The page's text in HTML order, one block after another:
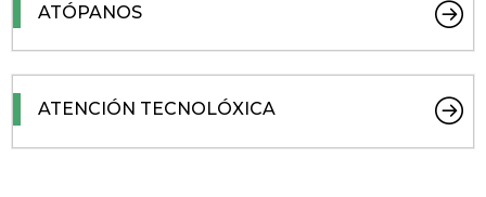
ATÓPANOS
ATENCIÓN TECNOLÓXICA